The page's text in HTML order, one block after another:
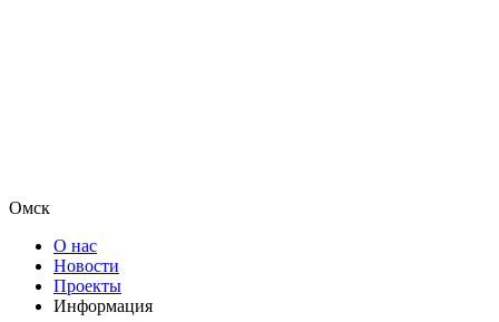
Омск
О нас
Новости
Проекты
Информация